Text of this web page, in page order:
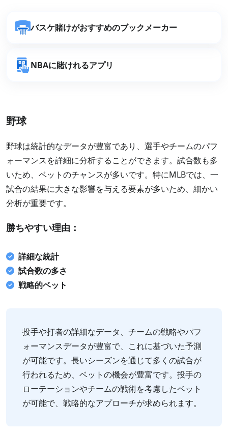
バスケ賭けがおすすめのブックメーカー
NBAに賭けれるアプリ
野球
野球は統計的なデータが豊富であり、選手やチームのパフ
ォーマンスを詳細に分析することができます。試合数も多
いため、ベットのチャンスが多いです。特にMLBでは、一
試合の結果に大きな影響を与える要素が多いため、細かい
分析が重要です。
勝ちやすい理由：
詳細な統計
試合数の多さ
戦略的ベット
投手や打者の詳細なデータ、チームの戦略やパフ
ォーマンスデータが豊富で、これに基づいた予測
が可能です。長いシーズンを通じて多くの試合が
行われるため、ベットの機会が豊富です。投手の
ローテーションやチームの戦術を考慮したベット
が可能で、戦略的なアプローチが求められます。